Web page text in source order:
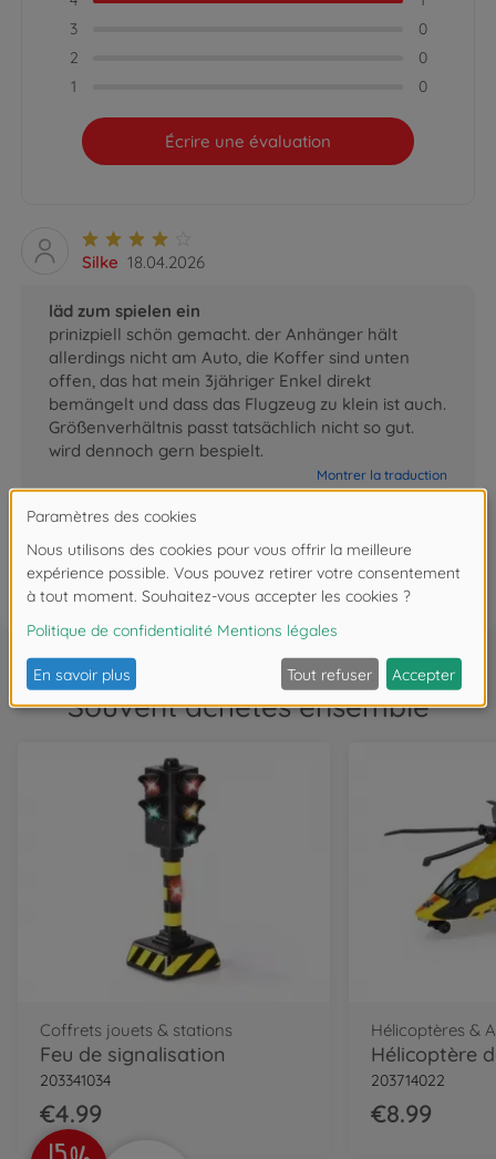
Silke 18.04.2026
läd zum spielen ein
prinizpiell schön gemacht. der Anhänger hält
allerdings nicht am Auto, die Koffer sind unten
offen, das hat mein 3jähriger Enkel direkt
bemängelt und dass das Flugzeug zu klein ist auch.
Größenverhältnis passt tatsächlich nicht so gut.
wird dennoch gern bespielt.
Montrer la traduction
3
0
2
0
1
0
Écrire une évaluation
FAQ (1)
Souvent achetés ensemble
Coffrets jouets & stations
Feu de signalisation
203341034
€4.99
Hélicoptères &
203714022
€8.99